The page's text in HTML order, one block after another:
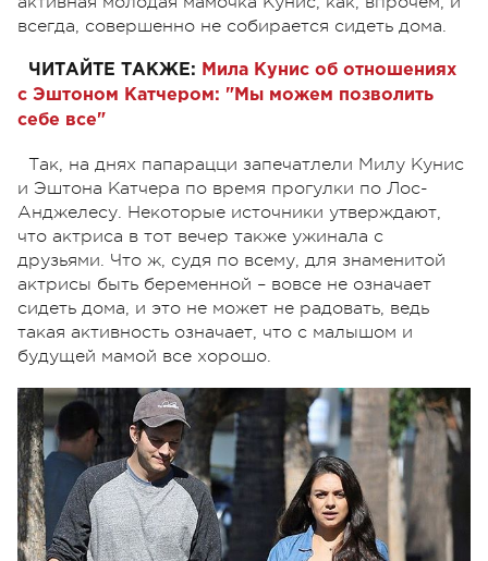
всегда, совершенно не собирается сидеть дома.
ЧИТАЙТЕ ТАКЖЕ: Мила Кунис об отношениях
с Эштоном Катчером: "Мы можем позволить
себе все"
Так, на днях папарацци запечатлели Милу Кунис
и Эштона Катчера по время прогулки по Лос-
Анджелесу. Некоторые источники утверждают,
что актриса в тот вечер также ужинала с
друзьями. Что ж, судя по всему, для знаменитой
актрисы быть беременной – вовсе не означает
сидеть дома, и это не может не радовать, ведь
такая активность означает, что с малышом и
будущей мамой все хорошо.